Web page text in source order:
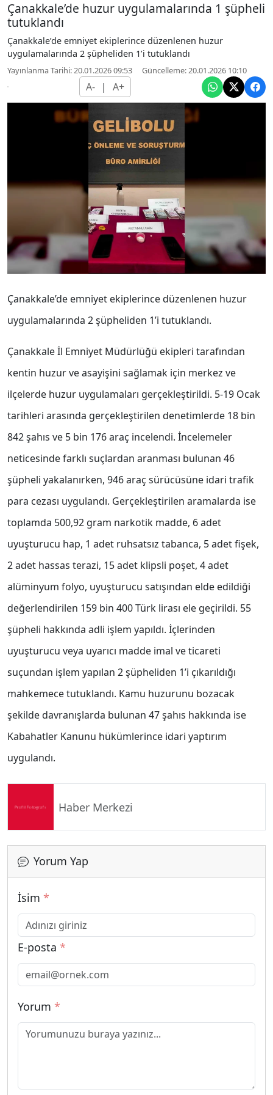
Çanakkale’de huzur uygulamalarında 1 şüpheli
tutuklandı
Çanakkale’de emniyet ekiplerince düzenlenen huzur
uygulamalarında 2 şüpheliden 1’i tutuklandı
Yayınlanma Tarihi: 20.01.2026 09:53 Güncelleme: 20.01.2026 10:10
A- | A+
Çanakkale’de emniyet ekiplerince düzenlenen huzur
uygulamalarında 2 şüpheliden 1’i tutuklandı.
Çanakkale İl Emniyet Müdürlüğü ekipleri tarafından
kentin huzur ve asayişini sağlamak için merkez ve
ilçelerde huzur uygulamaları gerçekleştirildi. 5-19 Ocak
tarihleri arasında gerçekleştirilen denetimlerde 18 bin
842 şahıs ve 5 bin 176 araç incelendi. İncelemeler
neticesinde farklı suçlardan aranması bulunan 46
şüpheli yakalanırken, 946 araç sürücüsüne idari trafik
para cezası uygulandı. Gerçekleştirilen aramalarda ise
toplamda 500,92 gram narkotik madde, 6 adet
uyuşturucu hap, 1 adet ruhsatsız tabanca, 5 adet fişek,
2 adet hassas terazi, 15 adet klipsli poşet, 4 adet
alüminyum folyo, uyuşturucu satışından elde edildiği
değerlendirilen 159 bin 400 Türk lirası ele geçirildi. 55
şüpheli hakkında adli işlem yapıldı. İçlerinden
uyuşturucu veya uyarıcı madde imal ve ticareti
suçundan işlem yapılan 2 şüpheliden 1’i çıkarıldığı
mahkemece tutuklandı. Kamu huzurunu bozacak
şekilde davranışlarda bulunan 47 şahıs hakkında ise
Kabahatler Kanunu hükümlerince idari yaptırım
uygulandı.
Haber Merkezi
Yorum Yap
İsim *
E-posta *
Yorum *